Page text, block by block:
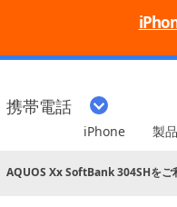
携帯電話
iPhone 製
AQUOS Xx SoftBank 304SHをご